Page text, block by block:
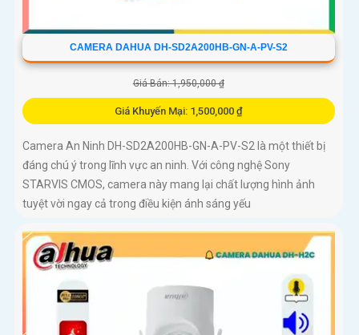
CAMERA DAHUA DH-SD2A200HB-GN-A-PV-S2
Giá Bán: 1,950,000 ₫
Giá Khuyến Mại: 1,500,000 ₫
Camera An Ninh DH-SD2A200HB-GN-A-PV-S2 là một thiết bị
đáng chú ý trong lĩnh vực an ninh. Với công nghệ Sony
STARVIS CMOS, camera này mang lại chất lượng hình ảnh
tuyệt vời ngay cả trong điều kiện ánh sáng yếu